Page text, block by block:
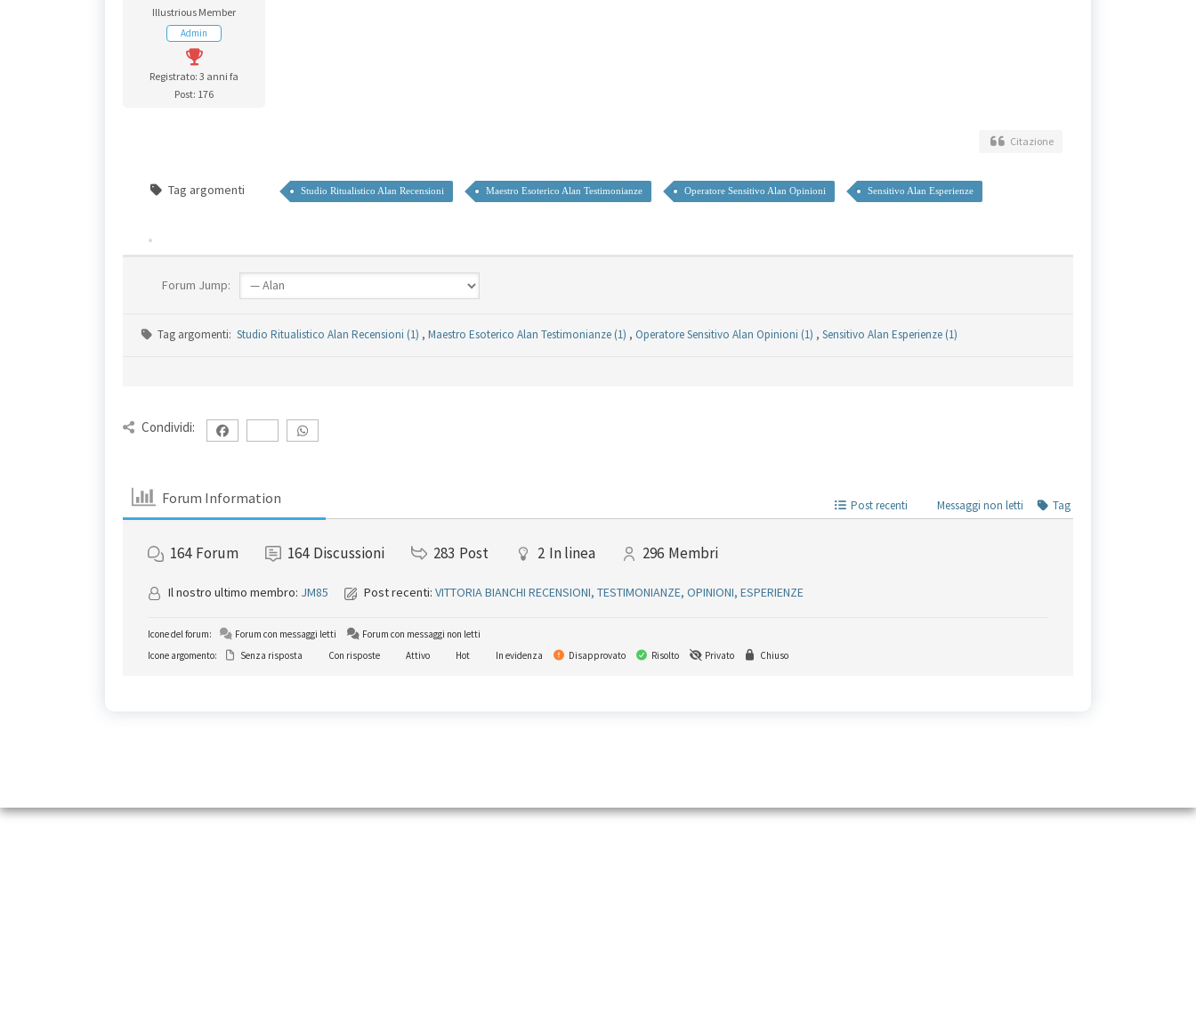
Illustrious Member
Admin
Registrato: 3 anni fa
Post: 176
Citazione
Tag argomenti Studio Ritualistico Alan Recensioni Maestro Esoterico Alan Testimonianze Operatore Sensitivo Alan Opinioni Sensitivo Alan Esperienze
Forum Jump:
Tag argomenti:Studio Ritualistico Alan Recensioni (1) , Maestro Esoterico Alan Testimonianze (1) , Operatore Sensitivo Alan Opinioni (1) , Sensitivo Alan Esperienze (1)
Condividi:
Forum Information Post recenti Messaggi non letti Tag
164 Forum 164 Discussioni 283 Post 2 In linea 296 Membri
Il nostro ultimo membro: JM85 Post recenti: VITTORIA BIANCHI RECENSIONI, TESTIMONIANZE, OPINIONI, ESPERIENZE
Icone del forum: Forum con messaggi letti
Forum con messaggi non letti
Icone argomento:
Senza risposta Con risposte Attivo Hot In evidenza Disapprovato Risolto Privato Chiuso